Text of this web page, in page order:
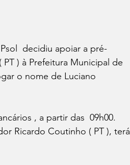
decidiu apoiar a pré-
) à Prefeitura Municipal de
o nome de Luciano
, a partir das  09h00.
Ricardo Coutinho ( PT ), terá